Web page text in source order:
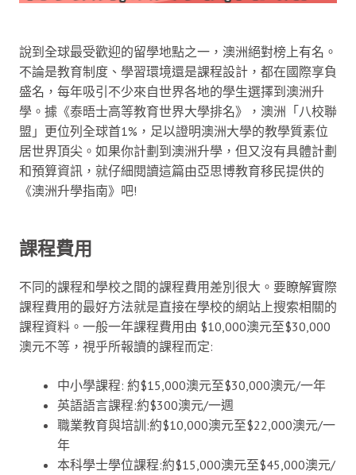
說到全球最受歡迎的留學地點之一，澳洲絕對榜上有名。
不論是教育制度、學習環境還是課程設計，都在國際享負
盛名，每年吸引不少來自世界各地的學生選擇到澳洲升
學。據《泰晤士高等教育世界大學排名》，澳洲「八校聯
盟」更位列全球首1%，足以證明澳洲大學的教學質素位
居世界頂尖。如果你計劃到澳洲升學，但又沒有具體計劃
和預算資訊，就仔細閱讀這篇由亞思博教育移民提供的
《澳洲升學指南》吧!
課程費用
不同的課程和學校之間的課程費用差別很大。要瞭解實際
課程費用的最好方法就是直接在學校的網站上搜索相關的
課程資料。一般一年課程費用由 $10,000澳元至$30,000
澳元不等，視乎所報讀的課程而定:
中小學課程: 約$15,000澳元至$30,000澳元/一年
英語語言課程:約$300澳元/一週
職業教育與培訓:約$10,000澳元至$22,000澳元/一
年
本科學士學位課程:約$15,000澳元至$45,000澳元/